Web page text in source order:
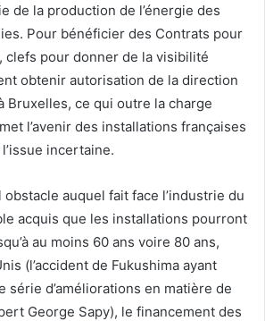
de la production de l’énergie des
Pour bénéficier des Contrats pour
clefs pour donner de la visibilité
obtenir autorisation de la direction
Bruxelles, ce qui outre la charge
l’avenir des installations françaises
incertaine.
obstacle auquel fait face l’industrie du
acquis que les installations pourront
au moins 60 ans voire 80 ans,
(l’accident de Fukushima ayant
série d’améliorations en matière de
George Sapy), le financement des